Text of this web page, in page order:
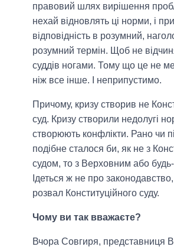
правовий шлях вирішення
нехай відновлять ці норми, і
відповідність в розумний,
розумний термін. Щоб не
суддів ногами. Тому що це не
ніж все інше. І неприпустимо.
Причому, кризу створив не
суд. Кризу створили недолугі
створюють конфлікти. Рано чи
подібне сталося би, як не з
судом, то з Верховним або
Ідеться ж не про
розвал Конституційного суду.
Чому ви так вважаєте?
Вчора Совгиря, представниця